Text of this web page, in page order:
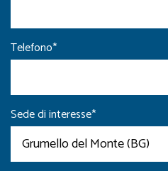
Telefono*
Sede di interesse*